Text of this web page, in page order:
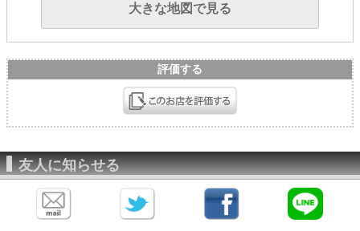
大きな地図で見る
評価する
友人に知らせる